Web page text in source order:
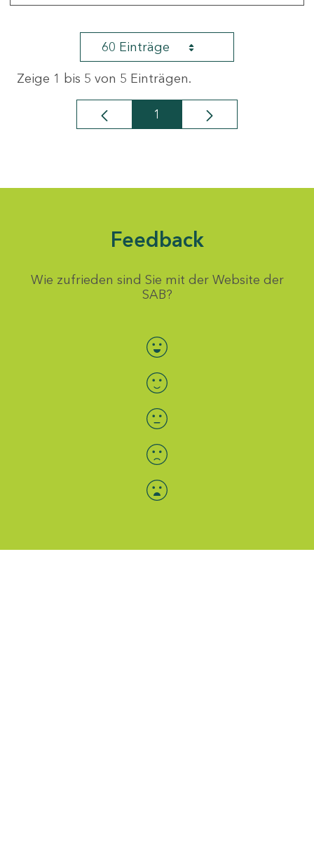
60 Einträge
Zeige 1 bis 5 von 5 Einträgen.
Seite
1
Feedback
Wie zufrieden sind Sie mit der Website der
SAB?
Bewertung auswählen